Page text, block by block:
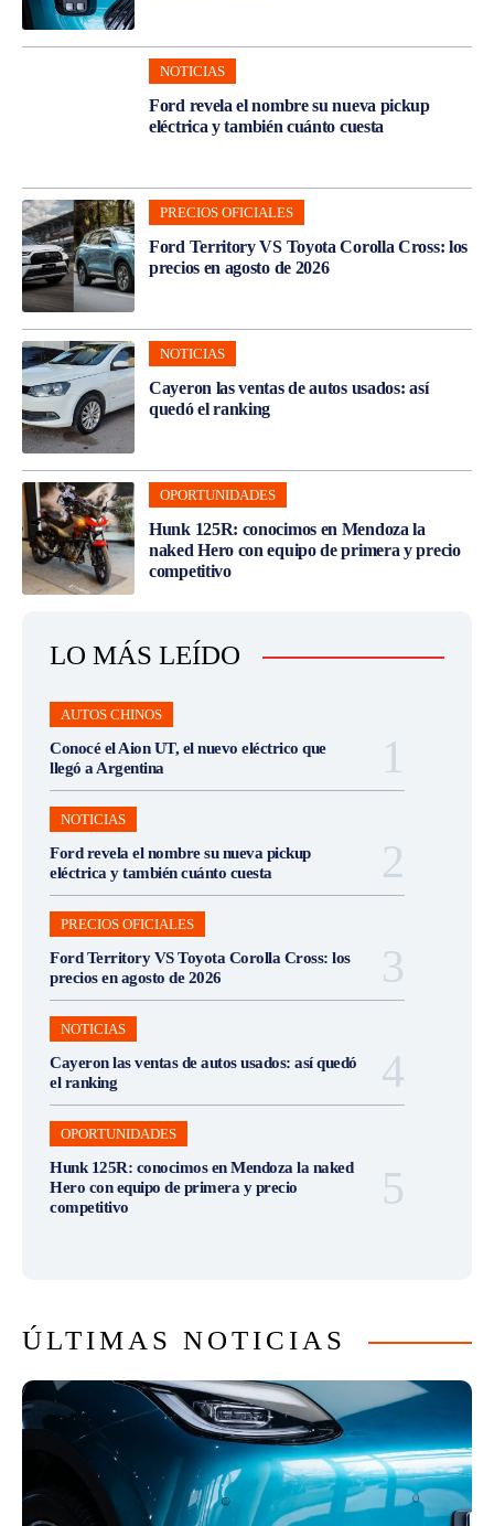
NOTICIAS
Ford revela el nombre su nueva pickup
eléctrica y también cuánto cuesta
PRECIOS OFICIALES
Ford Territory VS Toyota Corolla Cross: los
precios en agosto de 2026
NOTICIAS
Cayeron las ventas de autos usados: así
quedó el ranking
OPORTUNIDADES
Hunk 125R: conocimos en Mendoza la
naked Hero con equipo de primera y precio
competitivo
LO MÁS LEÍDO
AUTOS CHINOS
Conocé el Aion UT, el nuevo eléctrico que
llegó a Argentina
NOTICIAS
Ford revela el nombre su nueva pickup
eléctrica y también cuánto cuesta
PRECIOS OFICIALES
Ford Territory VS Toyota Corolla Cross: los
precios en agosto de 2026
NOTICIAS
Cayeron las ventas de autos usados: así quedó
el ranking
OPORTUNIDADES
Hunk 125R: conocimos en Mendoza la naked
Hero con equipo de primera y precio
competitivo
ÚLTIMAS NOTICIAS